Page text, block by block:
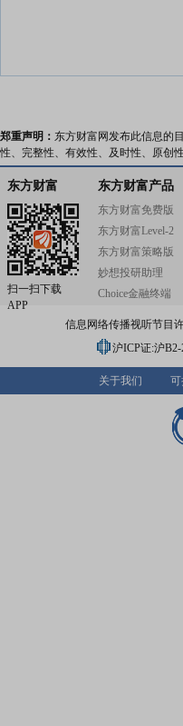
郑重声明： 东方财富网发布此信息的
性、完整性、有效性、及时性、原创
东方财富
扫一扫下载
APP
东方财富产品
东方财富免费版
东方财富Level-2
东方财富策略版
妙想投研助理
Choice金融终端
信息网络传播视听节目
沪ICP证:沪B2-
关于我们 可